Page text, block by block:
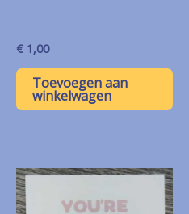
€ 1,00
Toevoegen aan
winkelwagen